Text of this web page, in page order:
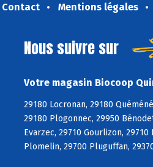
Contact Mentions légales
Nous suivre sur
Votre magasin Biocoop
29180 Locronan, 29180
29180 Plogonnec, 29950
Evarzec, 29710 Gourlizon,
Plomelin, 29700 Pluguffan,